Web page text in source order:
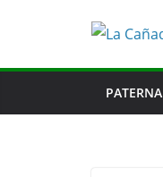
PATERNA